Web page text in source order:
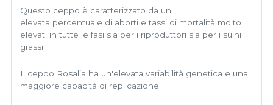
Questo ceppo è caratterizzato da un
elevata percentuale di aborti e tassi di mortalità molto
elevati in tutte le fasi sia per i riproduttori sia per i suini
grassi.
Il ceppo Rosalia ha un'elevata variabilità genetica e una
maggiore capacità di replicazione.